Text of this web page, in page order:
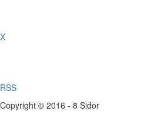
X
RSS
Copyright © 2016 - 8 Sidor